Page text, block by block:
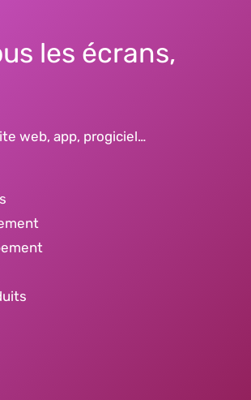
les écrans,
web, app, progiciel…